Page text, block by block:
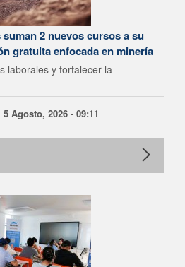
2 nuevos cursos a su
gratuita enfocada en minería
laborales y fortalecer la
Agosto, 2026 - 09:11